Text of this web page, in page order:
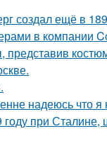
создал ещё в
в компании
надеюсь что
при Сталине,